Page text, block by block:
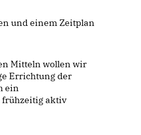
und einem Zeitplan
Mitteln wollen wir
Errichtung der
ein
frühzeitig aktiv